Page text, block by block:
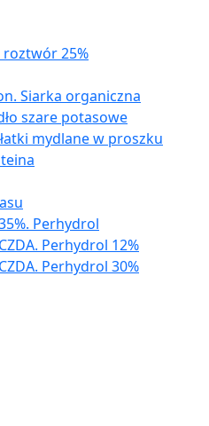
roztwór 25%
Siarka organiczna
szare potasowe
mydlane w proszku
Perhydrol
Perhydrol 12%
Perhydrol 30%